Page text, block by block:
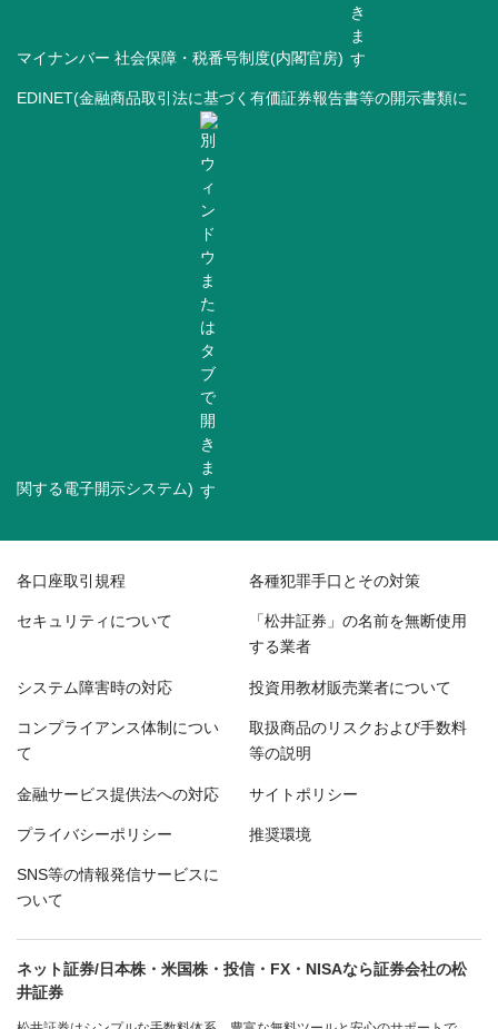
マイナンバー 社会保障・税番号制度(内閣官房)
EDINET(金融商品取引法に基づく有価証券報告書等の開示書類に
関する電子開示システム)
各口座取引規程 各種犯罪手口とその対策
セキュリティについて 「松井証券」の名前を無断使用
する業者
システム障害時の対応 投資用教材販売業者について
コンプライアンス体制につい
て
取扱商品のリスクおよび手数料
等の説明
金融サービス提供法への対応 サイトポリシー
プライバシーポリシー 推奨環境
SNS等の情報発信サービスに
ついて
ネット証券/日本株・米国株・投信・FX・NISAなら証券会社の松
井証券